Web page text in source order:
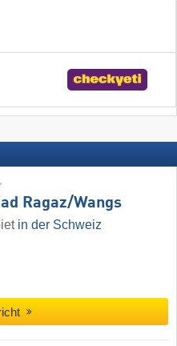
Ragaz/​Wangs
in der Schweiz